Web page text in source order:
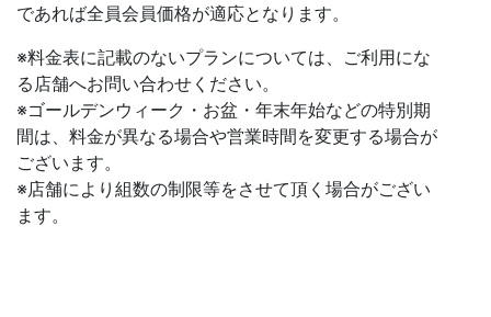
であれば全員会員価格が適応となります。
※料金表に記載のないプランについては、ご利用にな
る店舗へお問い合わせください。
※ゴールデンウィーク・お盆・年末年始などの特別期
間は、料金が異なる場合や営業時間を変更する場合が
ございます。
※店舗により組数の制限等をさせて頂く場合がござい
ます。